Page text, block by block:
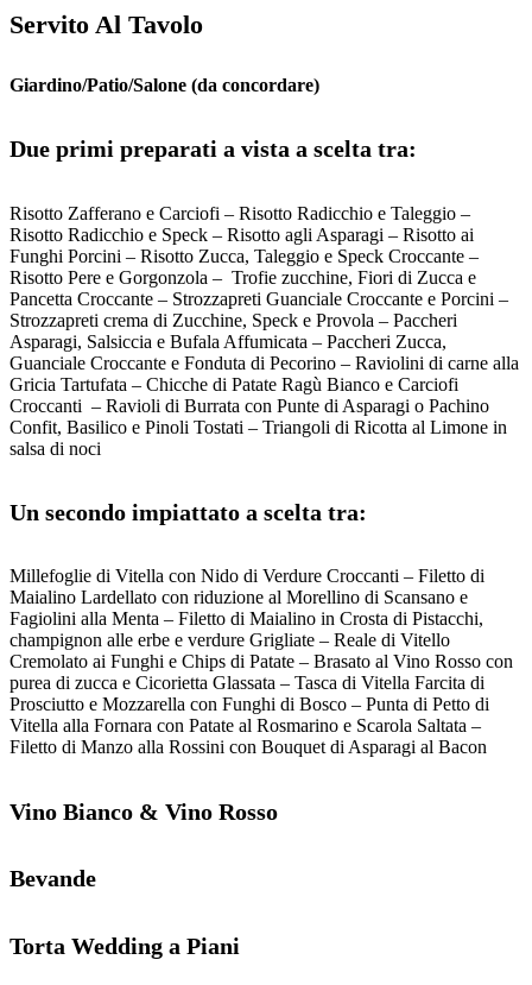
Servito Al Tavolo
Giardino/Patio/Salone (da concordare)
Due primi preparati a vista a scelta tra:
Risotto Zafferano e Carciofi – Risotto Radicchio e Taleggio –
Risotto Radicchio e Speck – Risotto agli Asparagi – Risotto ai
Funghi Porcini – Risotto Zucca, Taleggio e Speck Croccante –
Risotto Pere e Gorgonzola – Trofie zucchine, Fiori di Zucca e
Pancetta Croccante – Strozzapreti Guanciale Croccante e Porcini –
Strozzapreti crema di Zucchine, Speck e Provola – Paccheri
Asparagi, Salsiccia e Bufala Affumicata – Paccheri Zucca,
Guanciale Croccante e Fonduta di Pecorino – Raviolini di carne alla
Gricia Tartufata – Chicche di Patate Ragù Bianco e Carciofi
Croccanti – Ravioli di Burrata con Punte di Asparagi o Pachino
Confit, Basilico e Pinoli Tostati – Triangoli di Ricotta al Limone in
salsa di noci
Un secondo impiattato a scelta tra:
Millefoglie di Vitella con Nido di Verdure Croccanti – Filetto di
Maialino Lardellato con riduzione al Morellino di Scansano e
Fagiolini alla Menta – Filetto di Maialino in Crosta di Pistacchi,
champignon alle erbe e verdure Grigliate – Reale di Vitello
Cremolato ai Funghi e Chips di Patate – Brasato al Vino Rosso con
purea di zucca e Cicorietta Glassata – Tasca di Vitella Farcita di
Prosciutto e Mozzarella con Funghi di Bosco – Punta di Petto di
Vitella alla Fornara con Patate al Rosmarino e Scarola Saltata –
Filetto di Manzo alla Rossini con Bouquet di Asparagi al Bacon
Vino Bianco & Vino Rosso
Bevande
Torta Wedding a Piani